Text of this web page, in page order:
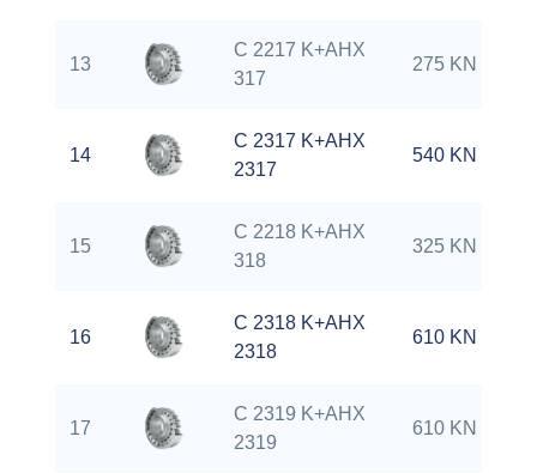
13
C 2217 K+AHX
317
275 KN
14
C 2317 K+AHX
2317
540 KN
15
C 2218 K+AHX
318
325 KN
16
C 2318 K+AHX
2318
610 KN
17
C 2319 K+AHX
2319
610 KN